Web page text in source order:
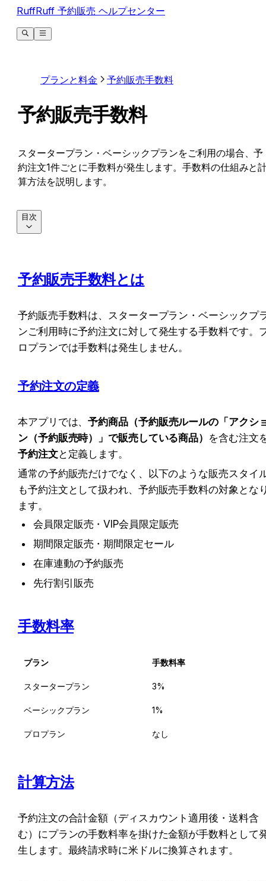
RuffRuff 予約販売 ヘルプセンター
プランと料金 予約販売手数料
予約販売手数料
スタータープラン・ベーシックプランをご利用の場合、予
約注文1件ごとに手数料が発生します。手数料の仕組みと
算方法を説明します。
予約販売手数料とは
予約販売手数料は、スタータープラン・ベーシックプ
ンご利用時に予約注文に対して発生する手数料です。
ロプランでは手数料は発生しません。
予約注文の定義
本アプリでは、予約商品（予約販売ルールの「アクシ
ン（予約販売時）」で販売している商品） を含む注文
予約注文と定義します。
通常の予約販売だけでなく、以下のような販売スタイ
も予約注文として扱われ、予約販売手数料の対象とな
ます。
会員限定販売・VIP会員限定販売
期間限定販売・期間限定セール
在庫連動の予約販売
先行割引販売
手数料率
プラン 手数料率
スタータープラン 3%
ベーシックプラン 1%
プロプラン なし
計算方法
予約注文の合計金額（ディスカウント適用後・送料含
む）にプランの手数料率を掛けた金額が手数料として
生します。最終請求時に米ドルに換算されます。
目次